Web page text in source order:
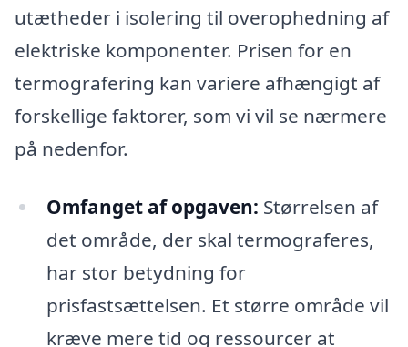
utætheder i isolering til overophedning af
elektriske komponenter. Prisen for en
termografering kan variere afhængigt af
forskellige faktorer, som vi vil se nærmere
på nedenfor.
Omfanget af opgaven: Størrelsen af
det område, der skal termograferes,
har stor betydning for
prisfastsættelsen. Et større område vil
kræve mere tid og ressourcer at